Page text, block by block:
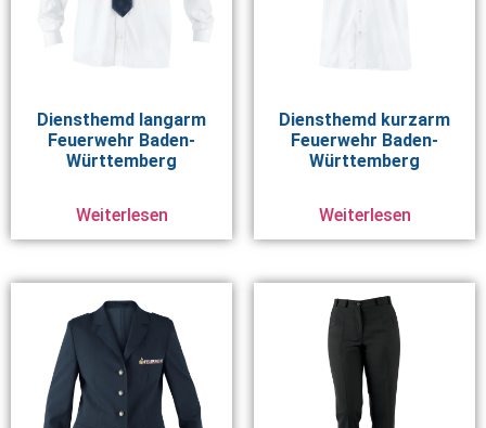
Diensthemd langarm
Feuerwehr Baden-
Württemberg
Weiterlesen
Diensthemd kurzarm
Feuerwehr Baden-
Württemberg
Weiterlesen